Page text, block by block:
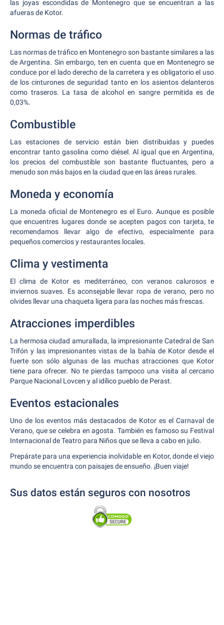
las joyas escondidas de Montenegro que se encuentran a las
afueras de Kotor.
Normas de tráfico
Las normas de tráfico en Montenegro son bastante similares a las
de Argentina. Sin embargo, ten en cuenta que en Montenegro se
conduce por el lado derecho de la carretera y es obligatorio el uso
de los cinturones de seguridad tanto en los asientos delanteros
como traseros. La tasa de alcohol en sangre permitida es de
0,03%.
Combustible
Las estaciones de servicio están bien distribuidas y puedes
encontrar tanto gasolina como diésel. Al igual que en Argentina,
los precios del combustible son bastante fluctuantes, pero a
menudo son más bajos en la ciudad que en las áreas rurales.
Moneda y economía
La moneda oficial de Montenegro es el Euro. Aunque es posible
que encuentres lugares donde se acepten pagos con tarjeta, te
recomendamos llevar algo de efectivo, especialmente para
pequeños comercios y restaurantes locales.
Clima y vestimenta
El clima de Kotor es mediterráneo, con veranos calurosos e
inviernos suaves. Es aconsejable llevar ropa de verano, pero no
olvides llevar una chaqueta ligera para las noches más frescas.
Atracciones imperdibles
La hermosa ciudad amurallada, la impresionante Catedral de San
Trifón y las impresionantes vistas de la bahía de Kotor desde el
fuerte son sólo algunas de las muchas atracciones que Kotor
tiene para ofrecer. No te pierdas tampoco una visita al cercano
Parque Nacional Lovcen y al idílico pueblo de Perast.
Eventos estacionales
Uno de los eventos más destacados de Kotor es el Carnaval de
Verano, que se celebra en agosta. También es famoso su Festival
Internacional de Teatro para Niños que se lleva a cabo en julio.
Prepárate para una experiencia inolvidable en Kotor, donde el viejo
mundo se encuentra con paisajes de ensueño. ¡Buen viaje!
Sus datos están seguros con nosotros